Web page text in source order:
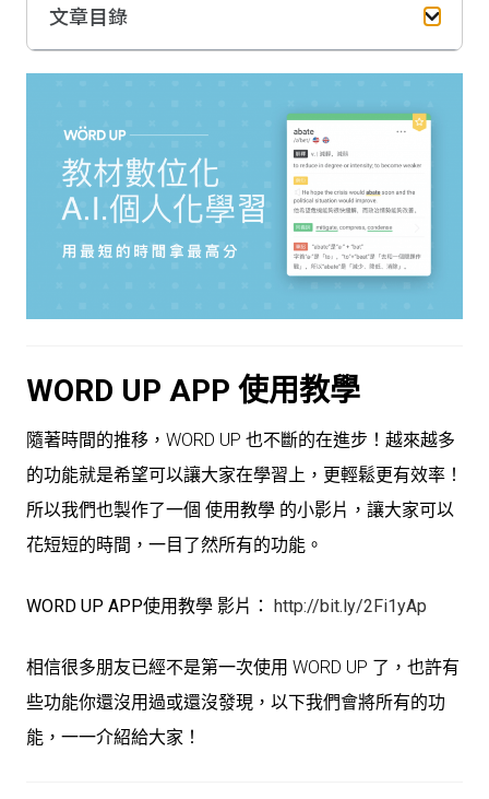
文章目錄
WORD UP APP 使用教學
隨著時間的推移，WORD UP 也不斷的在進步！越來越多
的功能就是希望可以讓大家在學習上，更輕鬆更有效率！
所以我們也製作了一個 使用教學 的小影片，讓大家可以
花短短的時間，一目了然所有的功能。
WORD UP APP使用教學 影片： http://bit.ly/2Fi1yAp
相信很多朋友已經不是第一次使用 WORD UP 了，也許有
些功能你還沒用過或還沒發現，以下我們會將所有的功
能，一一介紹給大家！